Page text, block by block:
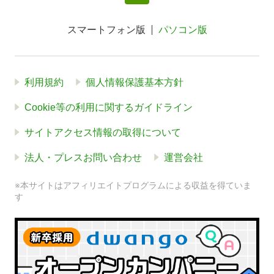
スマートフォン版 パソコン版
利用規約 個人情報保護基本方針
Cookie等の利用に関するガイドライン
サイトアクセス情報の取得について
法人・プレスお問い合わせ 運営会社
※本サイトはアフィリエイトプログラムによる収益を得ていま
す